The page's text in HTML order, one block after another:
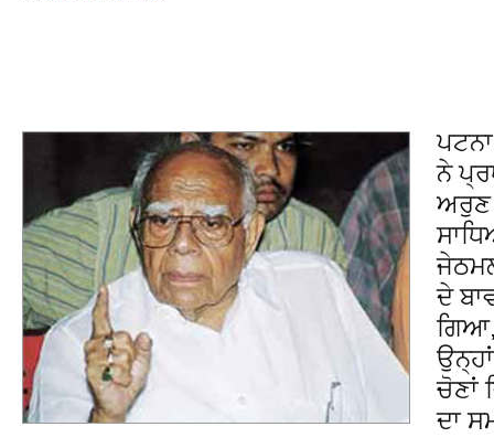
ਨੇ
ਅਰੁਣ
ਦੇ
ਚੋਣਾਂ
ਦਾ